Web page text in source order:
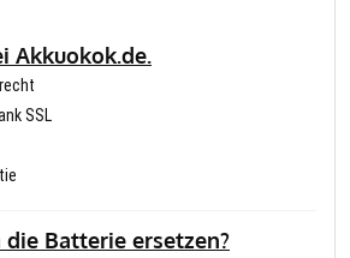
Akkuokok.de.
SSL
Batterie ersetzen?